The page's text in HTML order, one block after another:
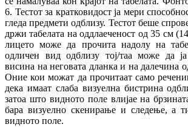
6. Тестот за кратковидост ја мери
гледа предмети одблизу. Тестот беше
држи табелата на оддлаеченост од 35 cм
лицето може да прочита надолу на
одличен вид одблизу тој/таа може да
висина на неговата дланка и на далечина
Оние кои можат да прочитаат само
дека имаат слаба визуелна бистрина
затоа што видното поле влијае на
бара визуелно скенирање и следење, а
видното поле.